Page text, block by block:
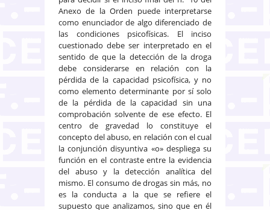
Anexo de la Orden puede interpretarse
como enunciador de algo diferenciado de
las condiciones psicofísicas. El inciso
cuestionado debe ser interpretado en el
sentido de que la detección de la droga
debe considerarse en relación con la
pérdida de la capacidad psicofísica, y no
como elemento determinante por sí solo
de la pérdida de la capacidad sin una
comprobación solvente de ese efecto. El
centro de gravedad lo constituye el
concepto del abuso, en relación con el cual
la conjunción disyuntiva «o» despliega su
función en el contraste entre la evidencia
del abuso y la detección analítica del
mismo. El consumo de drogas sin más, no
es la conducta a la que se refiere el
supuesto que analizamos, sino que en él